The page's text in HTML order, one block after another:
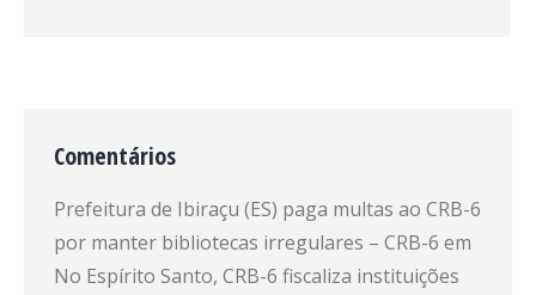
Comentários
Prefeitura de Ibiraçu (ES) paga multas ao CRB-6
por manter bibliotecas irregulares – CRB-6 em
No Espírito Santo, CRB-6 fiscaliza instituições